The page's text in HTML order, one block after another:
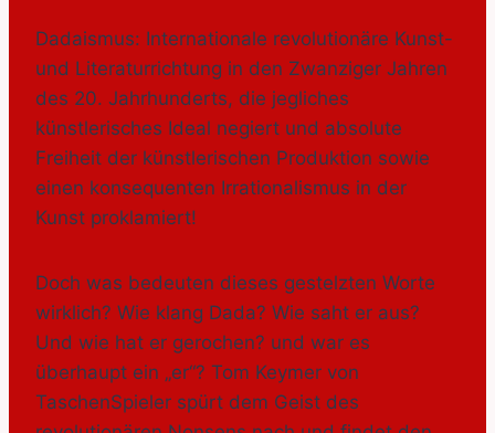
Dadaismus: Internationale revolutionäre Kunst-
und Literaturrichtung in den Zwanziger Jahren
des 20. Jahrhunderts, die jegliches
künstlerisches Ideal negiert und absolute
Freiheit der künstlerischen Produktion sowie
einen konsequenten Irrationalismus in der
Kunst proklamiert!
Doch was bedeuten dieses gestelzten Worte
wirklich? Wie klang Dada? Wie saht er aus?
Und wie hat er gerochen? und war es
überhaupt ein „er“? Tom Keymer von
TaschenSpieler spürt dem Geist des